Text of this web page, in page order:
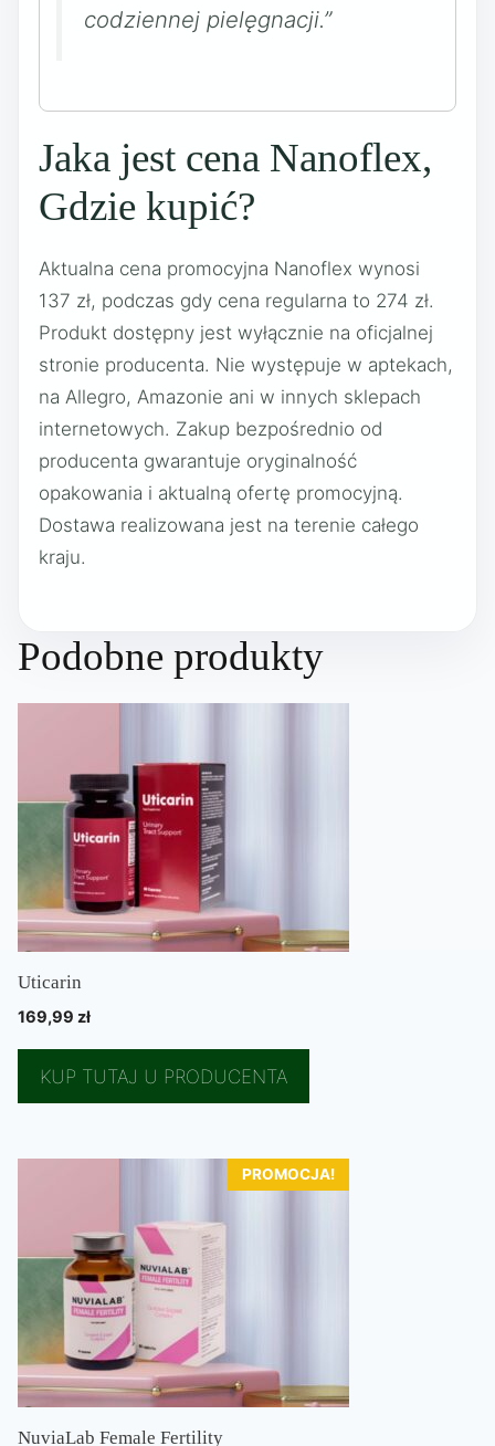
codziennej pielęgnacji.”
Jaka jest cena Nanoflex,
Gdzie kupić?
Aktualna cena promocyjna Nanoflex wynosi
137 zł, podczas gdy cena regularna to 274 zł.
Produkt dostępny jest wyłącznie na oficjalnej
stronie producenta. Nie występuje w aptekach,
na Allegro, Amazonie ani w innych sklepach
internetowych. Zakup bezpośrednio od
producenta gwarantuje oryginalność
opakowania i aktualną ofertę promocyjną.
Dostawa realizowana jest na terenie całego
kraju.
Podobne produkty
Uticarin
169,99 zł
KUP TUTAJ U PRODUCENTA
PROMOCJA!
NuviaLab Female Fertility